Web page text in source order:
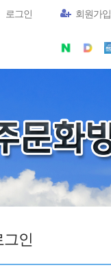
로그인 회원가입
인